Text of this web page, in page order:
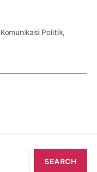
Komunikasi Politik,